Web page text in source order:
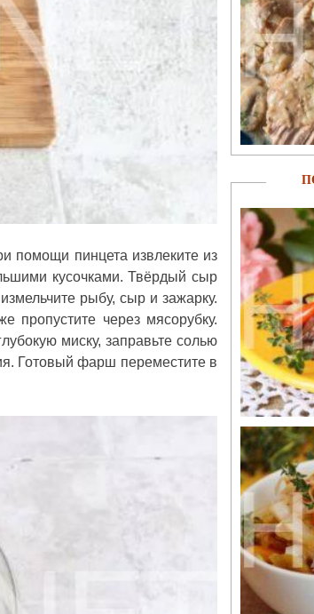
помощи пинцета извлеките из
кусочками. Твёрдый сыр
рыбу, сыр и зажарку.
пропустите через мясорубку.
миску, заправьте солью
Готовый фарш переместите в